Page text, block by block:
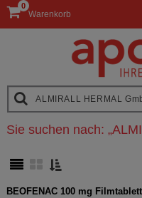
Warenkorb
0
Sie suchen nach: „
BEOFENAC 100 mg